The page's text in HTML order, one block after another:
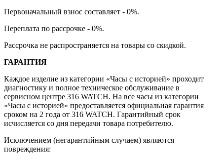
Первоначальный взнос составляет - 0%.
Переплата по рассрочке - 0%.
Рассрочка не распространяется на товары со скидкой.
ГАРАНТИЯ
Каждое изделие из категории «Часы с историей» проходит
диагностику и полное техническое обслуживание в
сервисном центре 316 WATCH. На все часы из категории
«Часы с историей» предоставляется официальная гарантия
сроком на 2 года от 316 WATCH. Гарантийный срок
исчисляется со дня передачи товара потребителю.
Исключением (негарантийным случаем) являются
повреждения: